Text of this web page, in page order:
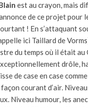
est au crayon, mais
de ce projet pour
! En s’attaquant
ici Taillard de
du temps où il était au
drôle,
de case en case
courant d’air.
Niveau humour, les